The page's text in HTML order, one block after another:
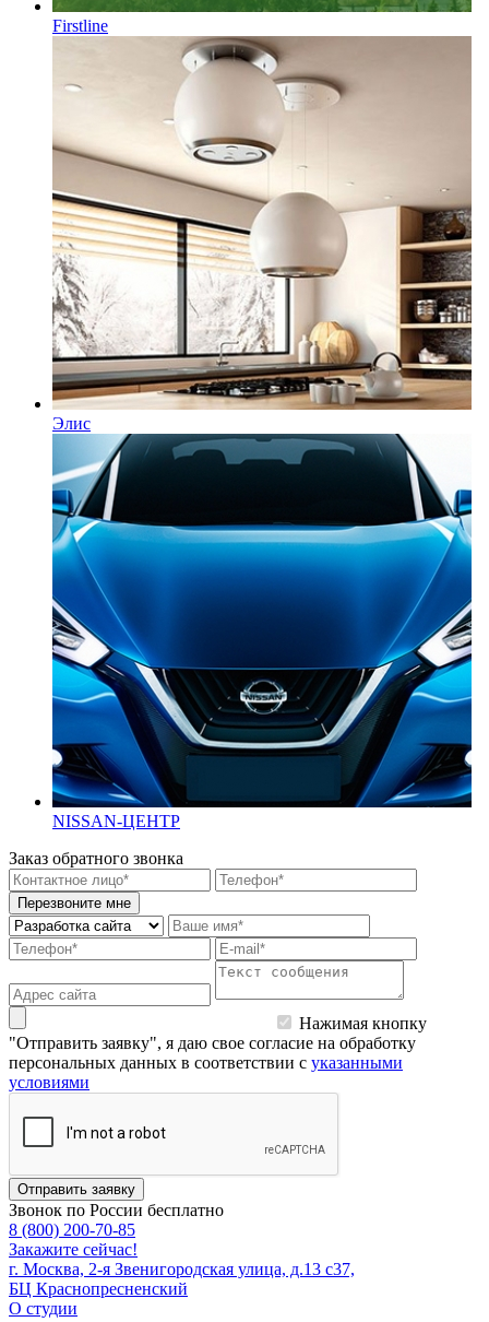
Firstline
Элис
NISSAN-ЦЕНТР
Заказ обратного звонка
Перезвоните мне
Нажимая кнопку
"Отправить заявку", я даю свое согласие на обработку
персональных данных в соответствии с указанными
условиями
Отправить заявку
Звонок по России бесплатно
8 (800) 200-70-85
Закажите сейчас!
г. Москва, 2-я Звенигородская улица, д.13 с37,
БЦ Краснопресненский
О студии